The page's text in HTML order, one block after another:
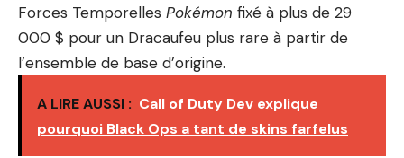
Forces Temporelles Pokémon fixé à plus de 29
000 $ pour un Dracaufeu plus rare à partir de
l’ensemble de base d’origine.
A LIRE AUSSI : Call of Duty Dev explique
pourquoi Black Ops a tant de skins farfelus